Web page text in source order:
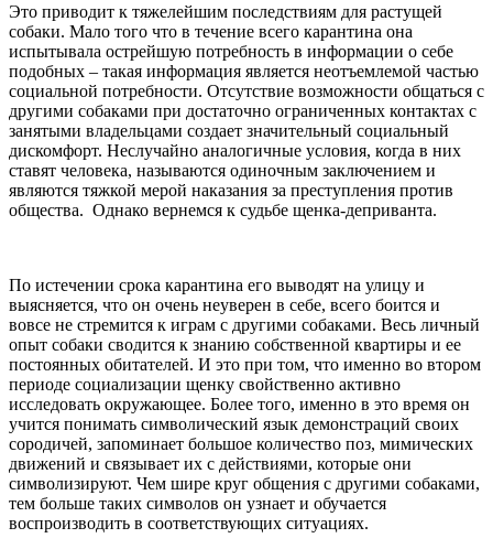
Это приводит к тяжелейшим последствиям для растущей
собаки. Мало того что в течение всего карантина она
испытывала острейшую потребность в информации о себе
подобных – такая информация является неотъемлемой частью
социальной потребности. Отсутствие возможности общаться с
другими собаками при достаточно ограниченных контактах с
занятыми владельцами создает значительный социальный
дискомфорт. Неслучайно аналогичные условия, когда в них
ставят человека, называются одиночным заключением и
являются тяжкой мерой наказания за преступления против
общества. Однако вернемся к судьбе щенка-деприванта.
По истечении срока карантина его выводят на улицу и
выясняется, что он очень неуверен в себе, всего боится и
вовсе не стремится к играм с другими собаками. Весь личный
опыт собаки сводится к знанию собственной квартиры и ее
постоянных обитателей. И это при том, что именно во втором
периоде социализации щенку свойственно активно
исследовать окружающее. Более того, именно в это время он
учится понимать символический язык демонстраций своих
сородичей, запоминает большое количество поз, мимических
движений и связывает их с действиями, которые они
символизируют. Чем шире круг общения с другими собаками,
тем больше таких символов он узнает и обучается
воспроизводить в соответствующих ситуациях.